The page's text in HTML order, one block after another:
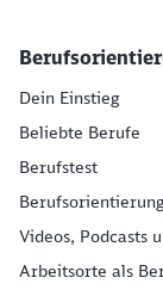
Dein Einstieg
Beliebte Berufe
Berufstest
Videos, Podcasts
Arbeitsorte als